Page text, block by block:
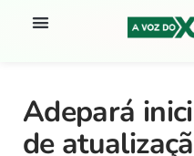
Adepará
de